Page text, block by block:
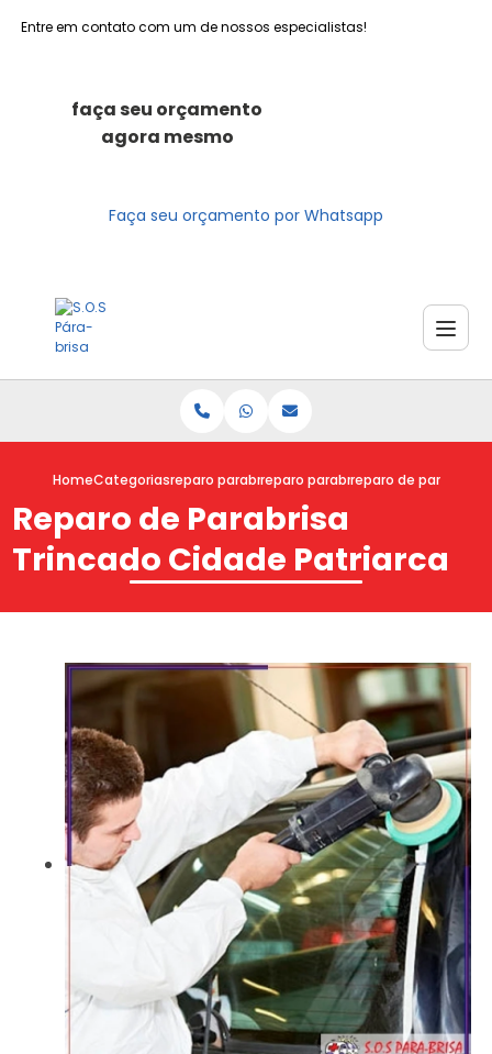
Entre em contato com um de nossos especialistas!
faça seu orçamento
agora mesmo
Faça seu orçamento por Whatsapp
HomeCategoriasreparo parabrisasreparo parabrisa trincado
reparo de parabrisa
Reparo de Parabrisa
Trincado Cidade Patriarca